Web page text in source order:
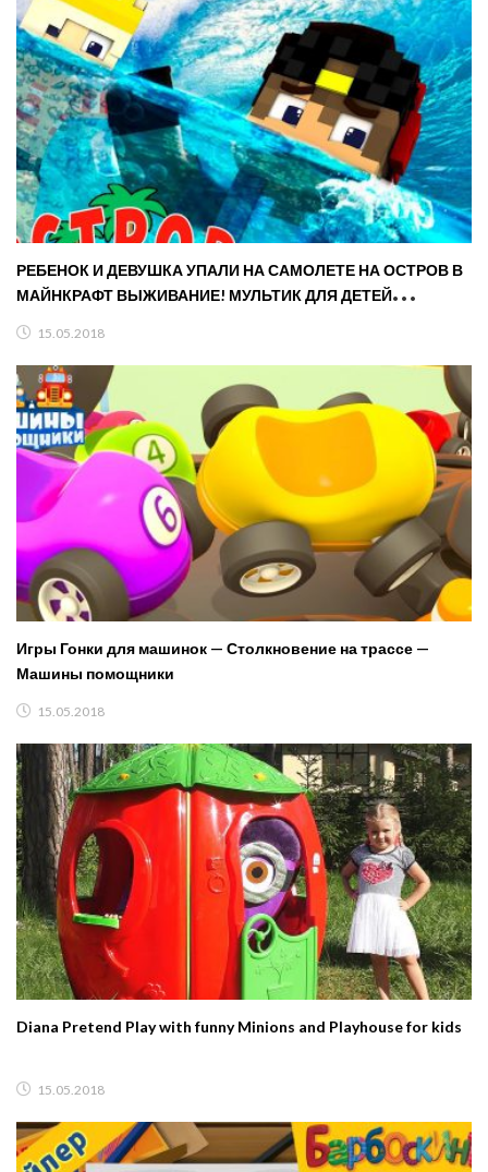
РЕБЕНОК И ДЕВУШКА УПАЛИ НА САМОЛЕТЕ НА ОСТРОВ В
МАЙНКРАФТ ВЫЖИВАНИЕ! МУЛЬТИК ДЛЯ ДЕТЕЙ
15.05.2018
Игры Гонки для машинок — Столкновение на трассе —
Машины помощники
15.05.2018
Diana Pretend Play with funny Minions and Playhouse for kids
15.05.2018